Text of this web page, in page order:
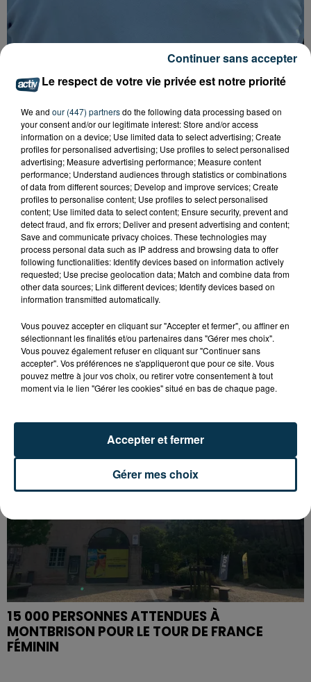
FOREZTIVAL : DROGUÉ ET TENANT DES
PROPOS DÉPLACÉS, UN FESTIVALIER A...
SAINT-ETIENNE : UN ENFANT DÉCÈDE APRÈS
UNE CHUTE DU 8E ÉTAGE
15 000 PERSONNES ATTENDUES À
MONTBRISON POUR LE TOUR DE FRANCE
FÉMININ
Le respect de votre vie privée est notre priorité
We and our (447) partnersdo the following data processing based on
your consent and/or our legitimate interest: Store and/or access
information on a device; Use limited data to select advertising; Create
profiles for personalised advertising; Use profiles to select personalised
advertising; Measure advertising performance; Measure content
performance; Understand audiences through statistics or combinations
of data from different sources; Develop and improve services; Create
profiles to personalise content; Use profiles to select personalised
content; Use limited data to select content; Ensure security, prevent and
detect fraud, and fix errors; Deliver and present advertising and content;
Save and communicate privacy choices. These technologies may
process personal data such as IP address and browsing data to offer
following functionalities: Identify devices based on information actively
requested; Use precise geolocation data; Match and combine data from
other data sources; Link different devices; Identify devices based on
information transmitted automatically.
Vous pouvez accepter en cliquant sur "Accepter et fermer", ou affiner en
sélectionnant les finalités et/ou partenaires dans "Gérer mes choix".
Vous pouvez également refuser en cliquant sur "Continuer sans
accepter". Vos préférences ne s'appliqueront que pour ce site. Vous
pouvez mettre à jour vos choix, ou retirer votre consentement à tout
moment via le lien "Gérer les cookies" situé en bas de chaque page.
Gérer mes choix
Accepter et fermer
Continuer sans accepter